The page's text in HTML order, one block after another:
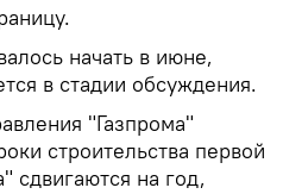
начать в июне,
в стадии обсуждения.
"Газпрома"
строительства первой
сдвигаются на год,